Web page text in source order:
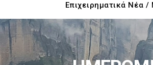
Επιχειρηματικά Νέα